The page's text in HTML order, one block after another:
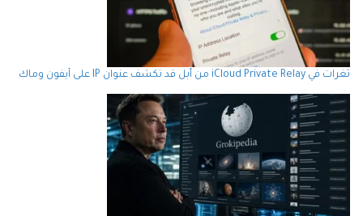
ثغرات في iCloud Private Relay من أبل قد تكشف عنوان IP على آيفون وماك